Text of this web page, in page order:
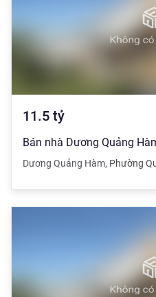
11.5 tỷ
Dương Quảng Hàm, Phường